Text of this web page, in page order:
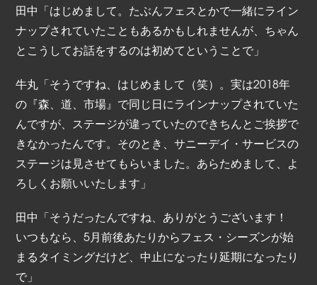
田中「はじめまして。たぶんフェスとかで一緒にライン
ナップされていたこともあるかもしれませんが、ちゃん
とこうしてお話をするのは初めてということで」
牛丸「そうですね、はじめまして（笑）。実は2018年
の『森、道、市場』で同じ日にラインナップされていた
んですが、ステージが違っていたのできちんとご挨拶で
きなかったんです。そのとき、サニーデイ・サービスの
ステージは見させてもらいました。あらためまして、よ
ろしくお願いいたします」
田中「そうだったんですね、ありがとうございます！
いつもなら、5月前後あたりからフェス・シーズンが始
まるタイミングだけど、中止になったり延期になったり
で」